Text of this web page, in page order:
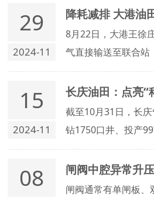
气。
29
2024-11
8月22日，大港王徐
气直接输送至联合站
高效运行。
15
2024-11
长庆油田：点亮“
截至10月31日，长
钻1750口井、投产
11.5亿立方米，气田
春天然气保供持久蓄
08 闸阀中腔异常升
闸阀通常有单闸板